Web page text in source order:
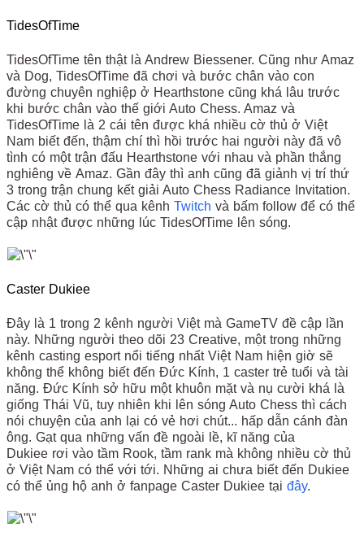
TidesOfTime
TidesOfTime tên thật là Andrew Biessener. Cũng như Amaz
và Dog, TidesOfTime đã chơi và bước chân vào con
đường chuyên nghiệp ở Hearthstone cũng khá lâu trước
khi bước chân vào thế giới Auto Chess. Amaz và
TidesOfTime là 2 cái tên được khá nhiều cờ thủ ở Việt
Nam biết đến, thậm chí thì hồi trước hai người này đã vô
tình có một trận đấu Hearthstone với nhau và phần thắng
nghiêng về Amaz. Gần đây thì anh cũng đã giảnh vị trí thứ
3 trong trận chung kết giải Auto Chess Radiance Invitation.
Các cờ thủ có thể qua kênh Twitch và bấm follow để có thể
cập nhật được những lúc TidesOfTime lên sóng.
Caster Dukiee
Đây là 1 trong 2 kênh người Việt mà GameTV đề cập lần
này. Những người theo dõi 23 Creative, một trong những
kênh casting esport nổi tiếng nhất Việt Nam hiện giờ sẽ
không thể không biết đến Đức Kính, 1 caster trẻ tuổi và tài
năng. Đức Kính sở hữu một khuôn mặt và nụ cười khá là
giống Thái Vũ, tuy nhiên khi lên sóng Auto Chess thì cách
nói chuyện của anh lại có vẻ hơi chút... hấp dẫn cánh đàn
ông. Gạt qua những vấn đề ngoài lề, kĩ năng của
Dukiee rơi vào tầm Rook, tầm rank mà không nhiều cờ thủ
ở Việt Nam có thể với tới. Những ai chưa biết đến Dukiee
có thể ủng hộ anh ở fanpage Caster Dukiee tại đây.